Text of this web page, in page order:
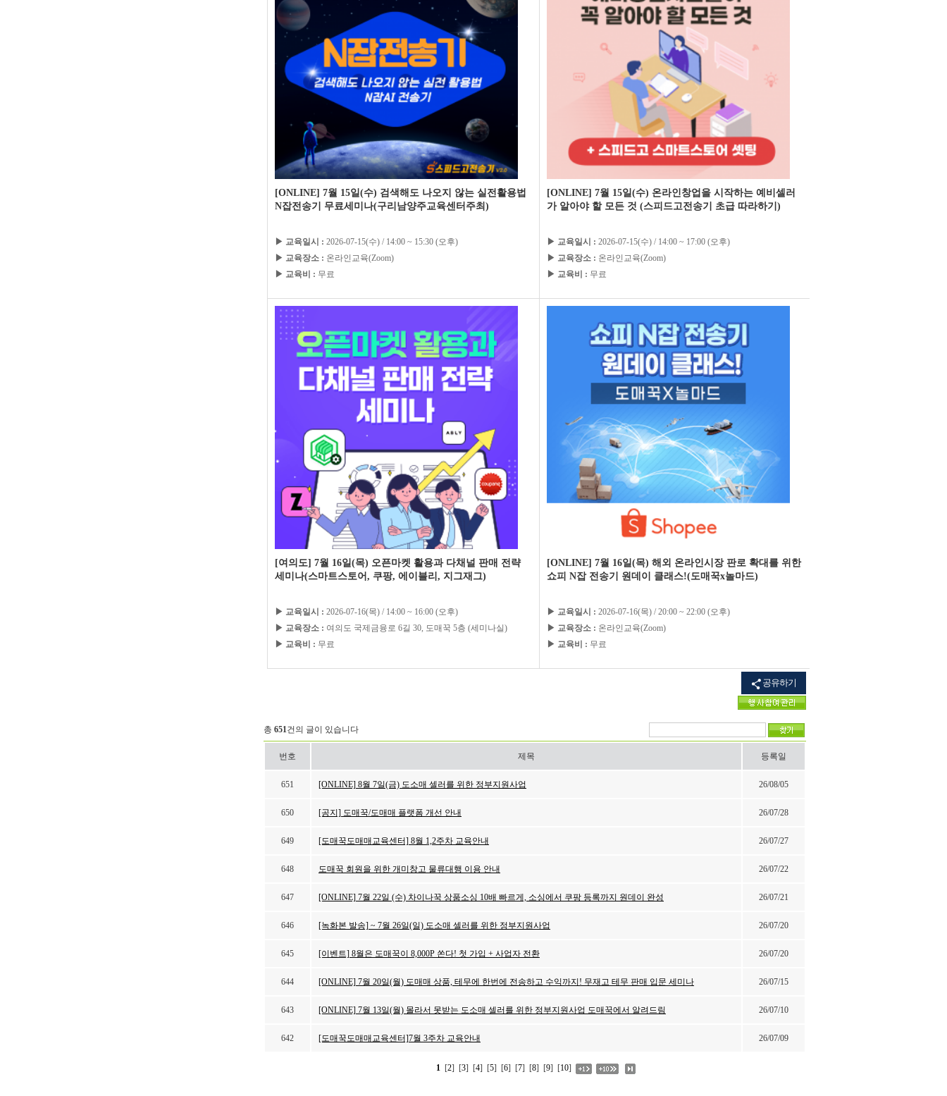
[ONLINE] 7월 15일(수) 검색해도 나오지 않는 실전활용법
N잡전송기 무료세미나(구리남양주교육센터주최)
▶ 교육일시 : 2026-07-15(수) / 14:00 ~ 15:30 (오후)
▶ 교육장소 : 온라인교육(Zoom)
▶ 교육비 : 무료
[ONLINE] 7월 15일(수) 온라인창업을 시작하는 예비셀러
가 알아야 할 모든 것 (스피드고전송기 초급 따라하기)
▶ 교육일시 : 2026-07-15(수) / 14:00 ~ 17:00 (오후)
▶ 교육장소 : 온라인교육(Zoom)
▶ 교육비 : 무료
[여의도] 7월 16일(목) 오픈마켓 활용과 다채널 판매 전략
세미나(스마트스토어, 쿠팡, 에이블리, 지그재그)
▶ 교육일시 : 2026-07-16(목) / 14:00 ~ 16:00 (오후)
▶ 교육장소 : 여의도 국제금융로 6길 30, 도매꾹 5층 (세미나실)
▶ 교육비 : 무료
[ONLINE] 7월 16일(목) 해외 온라인시장 판로 확대를 위한
쇼피 N잡 전송기 원데이 클래스!(도매꾹x놀마드)
▶ 교육일시 : 2026-07-16(목) / 20:00 ~ 22:00 (오후)
▶ 교육장소 : 온라인교육(Zoom)
▶ 교육비 : 무료
공유하기
총 651건의 글이 있습니다
번호 제목 등록일
651 [ONLINE] 8월 7일(금) 도소매 셀러를 위한 정부지원사업 26/08/05
650 [공지] 도매꾹/도매매 플랫폼 개선 안내 26/07/28
649 [도매꾹도매매교육센터] 8월 1,2주차 교육안내 26/07/27
648 도매꾹 회원을 위한 개미창고 물류대행 이용 안내 26/07/22
647 [ONLINE] 7월 22일 (수) 차이나꾹 상품소싱 10배 빠르게, 소싱에서 쿠팡 등록까지 원데이 완성 26/07/21
646 [녹화본 발송] ~ 7월 26일(일) 도소매 셀러를 위한 정부지원사업 26/07/20
645 [이벤트] 8월은 도매꾹이 8,000P 쏜다! 첫 가입 + 사업자 전환 26/07/20
644 [ONLINE] 7월 20일(월) 도매매 상품, 테무에 한번에 전송하고 수익까지! 무재고 테무 판매 입문 세미나 26/07/15
643 [ONLINE] 7월 13일(월) 몰라서 못받는 도소매 셀러를 위한 정부지원사업 도매꾹에서 알려드림 26/07/10
642 [도매꾹도매매교육센터]7월 3주차 교육안내 26/07/09
1 [2] [3] [4] [5] [6] [7] [8] [9] [10]